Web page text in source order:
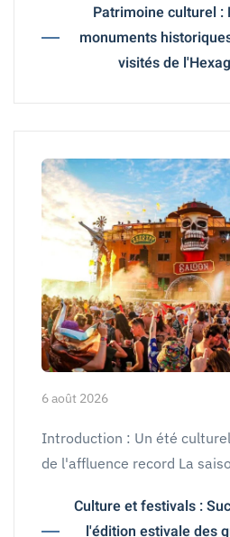
Patrimoine culturel :
monuments
visités de
6 août 2026
Introduction : Un été
de l'affluence record La
Culture et festivals :
l'édition estivale des